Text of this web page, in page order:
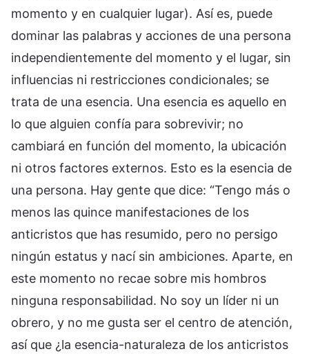
momento y en cualquier lugar). Así es, puede
dominar las palabras y acciones de una persona
independientemente del momento y el lugar, sin
influencias ni restricciones condicionales; se
trata de una esencia. Una esencia es aquello en
lo que alguien confía para sobrevivir; no
cambiará en función del momento, la ubicación
ni otros factores externos. Esto es la esencia de
una persona. Hay gente que dice: “Tengo más o
menos las quince manifestaciones de los
anticristos que has resumido, pero no persigo
ningún estatus y nací sin ambiciones. Aparte, en
este momento no recae sobre mis hombros
ninguna responsabilidad. No soy un líder ni un
obrero, y no me gusta ser el centro de atención,
así que ¿la esencia-naturaleza de los anticristos